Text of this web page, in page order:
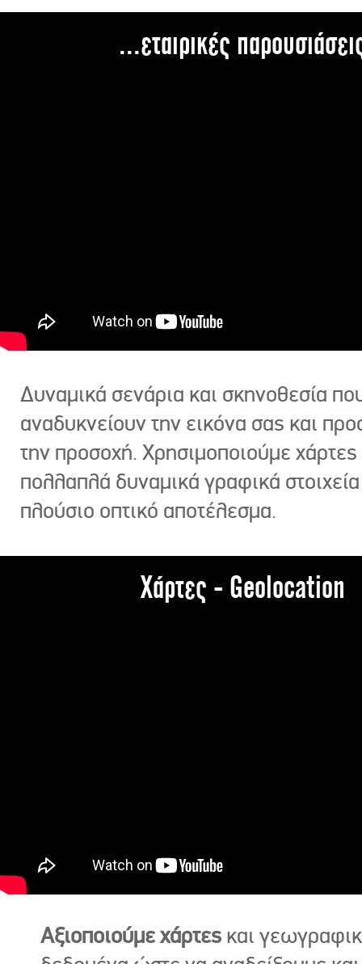
...εταιρικές
Δυναμικά σενάρια και σκηνοθεσία
αναδυκνείουν την εικόνα σας και
την προσοχή. Χρησιμοποιούμε χάρτες
πολλαπλά δυναμικά γραφικά στοιχεία
πλούσιο οπτικό αποτέλεσμα.
Χάρτες - Geolocation
Αξιοποιούμε χάρτες και